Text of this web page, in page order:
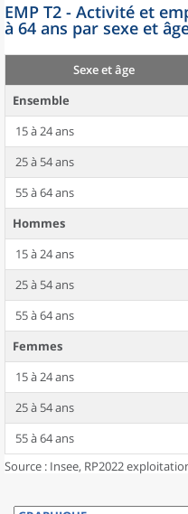
EMP T2 - Activité et
à 64 ans par sexe et
Sexe et âge
Ensemble
15 à 24 ans
25 à 54 ans
55 à 64 ans
Hommes
15 à 24 ans
25 à 54 ans
55 à 64 ans
Femmes
15 à 24 ans
25 à 54 ans
55 à 64 ans
Source : Insee, RP2022